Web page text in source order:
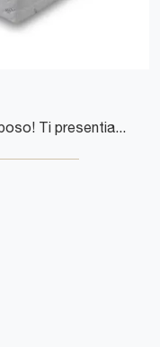
Esperti del buon riposo! Ti presentiamo i materassi matrimoniali in memory foam di Florentiabed: clicca e scopri di più sul modello Fresh.